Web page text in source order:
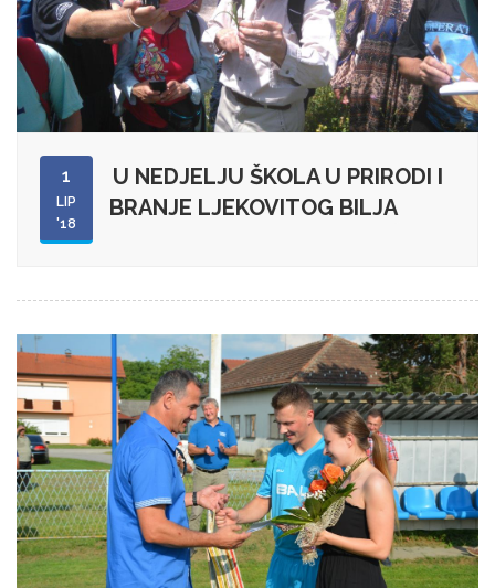
1
LIP
'18
U NEDJELJU ŠKOLA U PRIRODI I
BRANJE LJEKOVITOG BILJA